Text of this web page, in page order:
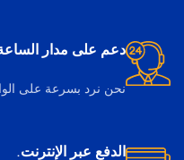
دعم على مدار
نحن نرد بسرعة على
الدفع عبر الإنترنت.